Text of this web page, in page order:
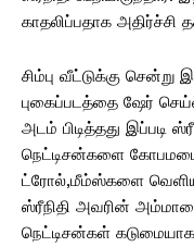
காதலிப்பதாக அதிர்ச்சி
சிம்பு வீட்டுக்கு
புகைப்படத்தை ஷேர்
அடம் பிடித்தது இப்படி
நெட்டிசன்களை
ட்ரோல்,மீம்ஸ்களை
ஸ்ரீநிதி அவரின்
நெட்டிசன்கள்